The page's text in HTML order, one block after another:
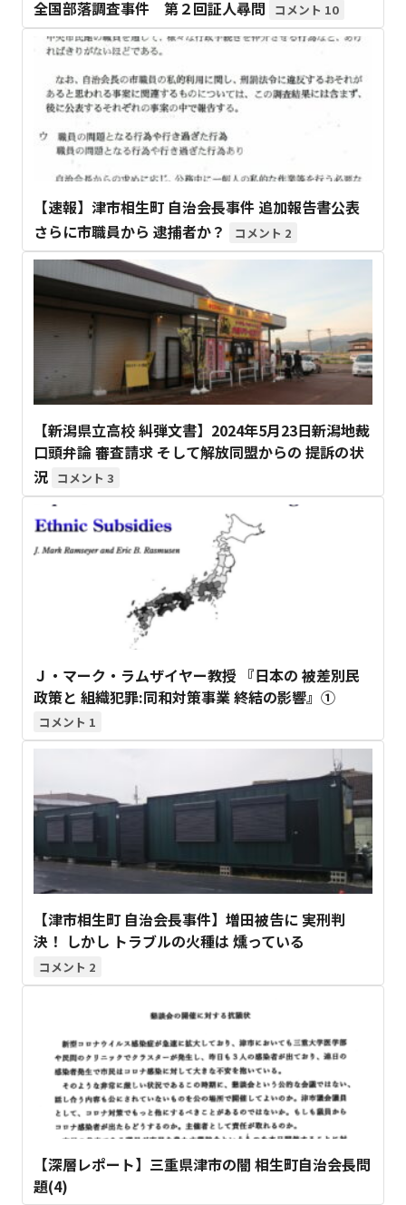
全国部落調査事件 第２回証人尋問 10
【速報】津市相生町 自治会長事件 追加報告書公表
さらに市職員から 逮捕者か？
2
【新潟県立高校 糾弾文書】2024年5月23日新潟地裁
口頭弁論 審査請求 そして解放同盟からの 提訴の状
況
3
Ｊ・マーク・ラムザイヤー教授 『日本の 被差別民
政策と 組織犯罪:同和対策事業 終結の影響』①
1
【津市相生町 自治会長事件】増田被告に 実刑判
決！ しかし トラブルの火種は 燻っている
2
【深層レポート】三重県津市の闇 相生町自治会長問
題(4)